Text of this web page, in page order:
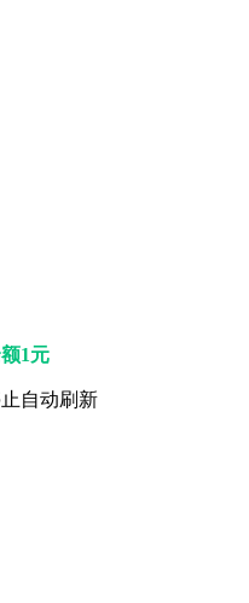
1元
自动刷新